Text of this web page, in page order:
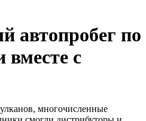
автопробег по
с
многочисленные